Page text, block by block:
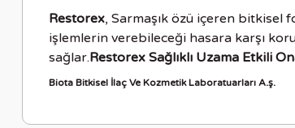
Restorex, Sarmaşık özü içeren bitkisel
işlemlerin verebileceği hasara karşı
sağlar.Restorex Sağlıklı Uzama Etkili
Biota Bitkisel İlaç Ve Kozmetik Laboratuarları A.ş.